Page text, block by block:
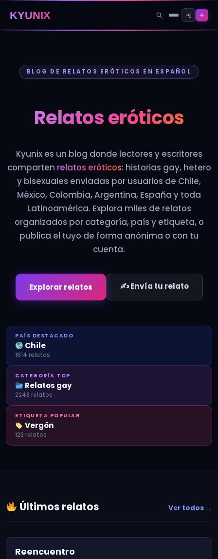
KYUNIX
BLOG DE RELATOS ERÓTICOS EN ESPAÑOL
Relatos eróticos
Kyunix es un blog donde lectores y escritores
comparten relatos eróticos: historias gay, hetero
y bisexuales enviadas por usuarios de Chile,
México, Colombia, Argentina, España y toda
Latinoamérica. Explora miles de relatos
organizados por categoría, país y etiqueta, o
publica el tuyo de forma anónima o con tu
cuenta.
Explorar relatos ✍️ Envía tu relato
PAÍS DESTACADO
Chile
1614 relatos
CATEGORÍA TOP
Relatos gay
2249 relatos
ETIQUETA POPULAR
Vergón
123 relatos
Últimos relatos Ver todos →
Reencuentro